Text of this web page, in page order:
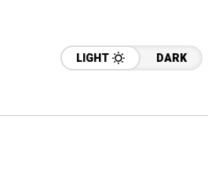
LIGHT DARK